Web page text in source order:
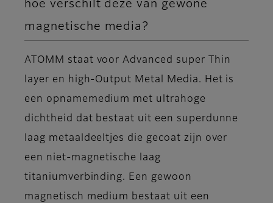
hoe verschilt deze van gewone
magnetische media?
ATOMM staat voor Advanced super Thin
layer en high-Output Metal Media. Het is
een opnamemedium met ultrahoge
dichtheid dat bestaat uit een superdunne
laag metaaldeeltjes die gecoat zijn over
een niet-magnetische laag
titaniumverbinding. Een gewoon
magnetisch medium bestaat uit een